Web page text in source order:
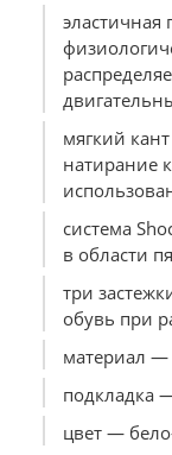
эластичная
мягкий
натирание
система
в области
три
обувь при
материал —
подкладка
цвет —